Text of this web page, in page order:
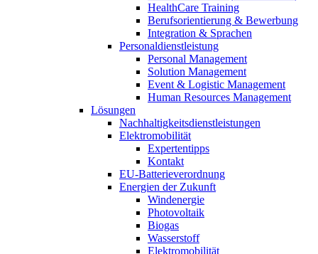
HealthCare Training
Berufsorientierung & Bewerbung
Integration & Sprachen
Personaldienstleistung
Personal Management
Solution Management
Event & Logistic Management
Human Resources Management
Lösungen
Nachhaltigkeitsdienstleistungen
Elektromobilität
Expertentipps
Kontakt
EU-Batterieverordnung
Energien der Zukunft
Windenergie
Photovoltaik
Biogas
Wasserstoff
Elektromobilität